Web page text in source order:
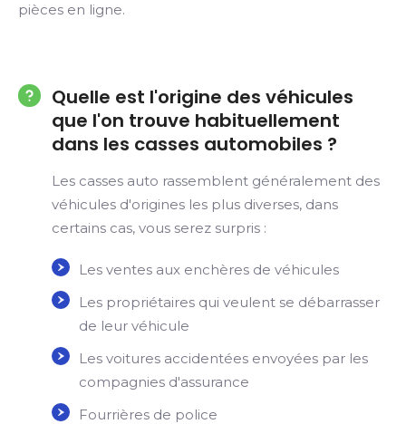
pièces en ligne.
Quelle est l'origine des véhicules
que l'on trouve habituellement
dans les casses automobiles ?
Les casses auto rassemblent généralement des
véhicules d'origines les plus diverses, dans
certains cas, vous serez surpris :
Les ventes aux enchères de véhicules
Les propriétaires qui veulent se débarrasser
de leur véhicule
Les voitures accidentées envoyées par les
compagnies d'assurance
Fourrières de police